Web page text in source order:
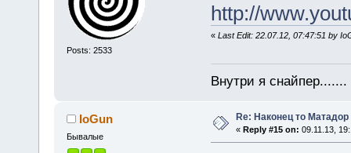
Posts: 2533
http://
« Last Edit: 22.07.12, 07:47:51 by
Внутри я
IoGun
Бывалые
Re: Наконец то
« Reply #15 on: 09.11.13,